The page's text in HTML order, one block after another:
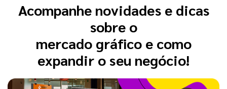
Acompanhe novidades e dicas
sobre o
mercado gráfico e como
expandir o seu negócio!